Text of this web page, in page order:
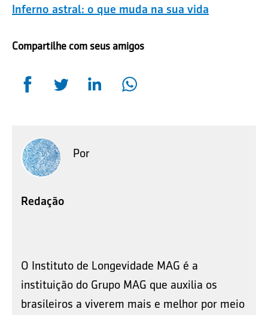
Inferno astral: o que muda na sua vida
Compartilhe com seus amigos
Por
Redação
O Instituto de Longevidade MAG é a
instituição do Grupo MAG que auxilia os
brasileiros a viverem mais e melhor por meio